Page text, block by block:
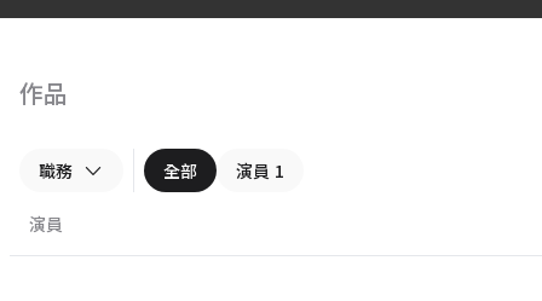
作品
職務 全部 演員 1
演員